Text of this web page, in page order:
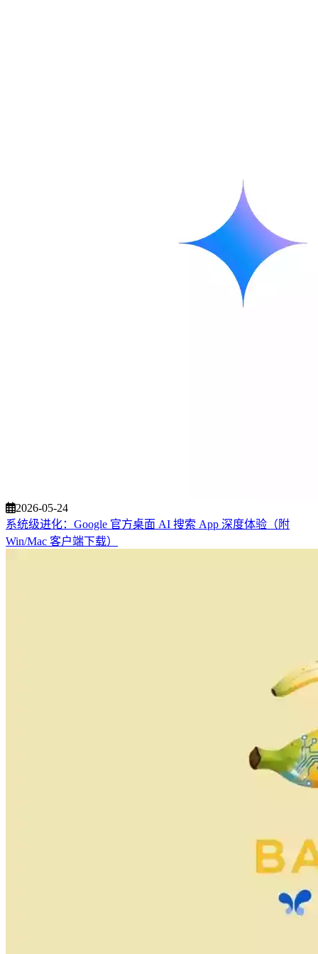
2026-05-24
系统级进化：Google 官方桌面 AI 搜索 App 深度体验（附
Win/Mac 客户端下载）